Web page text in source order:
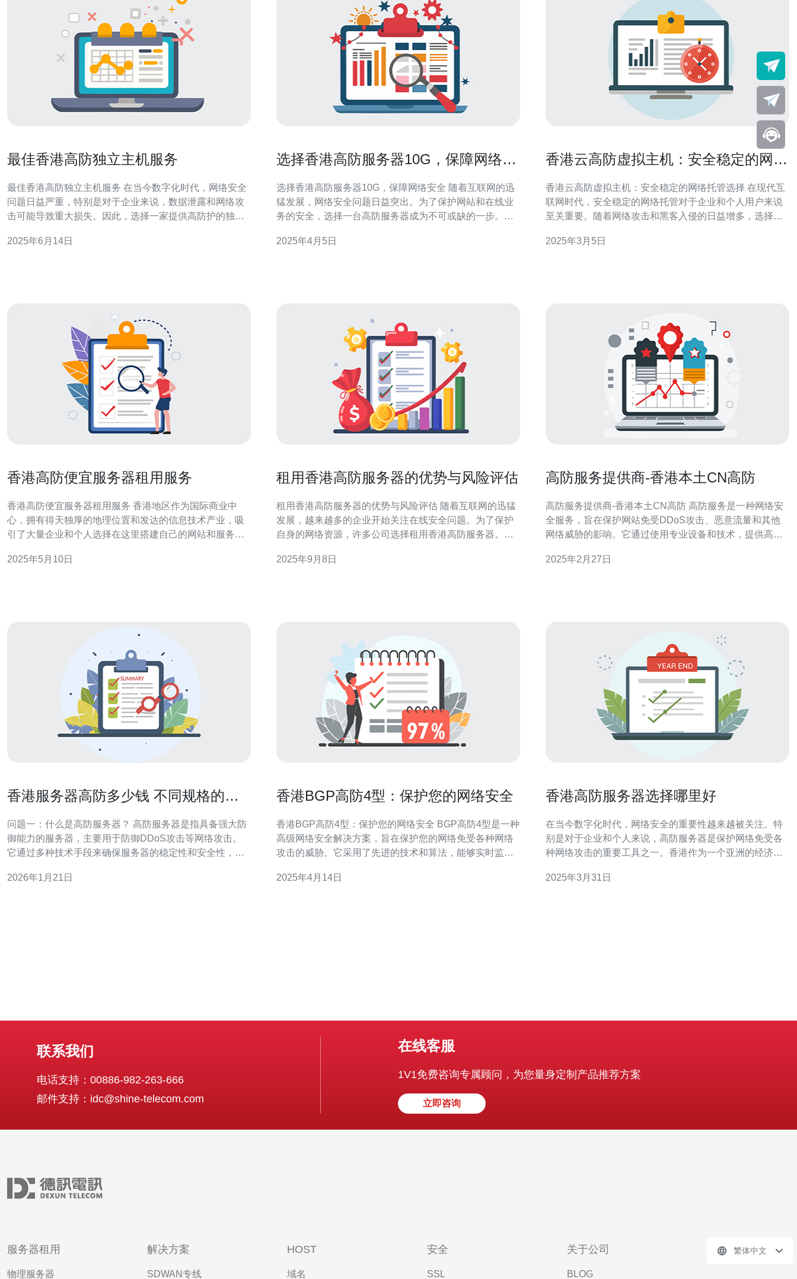
最佳香港高防独立主机服务
最佳香港高防独立主机服务 在当今数字化时代，网络安全
问题日益严重，特别是对于企业来说，数据泄露和网络攻
击可能导致重大损失。因此，选择一家提供高防护的独立
完善的网络基础设施和法律环境，成为许多企业选择托管
2025年6月14日
选择香港高防服务器10G，保障网络安
选择香港高防服务器10G，保障网络安全 随着互联网的迅
猛发展，网络安全问题日益突出。为了保护网站和在线业
务的安全，选择一台高防服务器成为不可或缺的一步。本
安全。 高防服务器10G是一种具备强大防御能力的服务
2025年4月5日
香港云高防虚拟主机：安全稳定的网络
香港云高防虚拟主机：安全稳定的网络托管选择 在现代互
联网时代，安全稳定的网络托管对于企业和个人用户来说
至关重要。随着网络攻击和黑客入侵的日益增多，选择一
防虚拟主机正是一种能够提供安全稳定网络托管服务的理
2025年3月5日
香港高防便宜服务器租用服务
香港高防便宜服务器租用服务 香港地区作为国际商业中
心，拥有得天独厚的地理位置和发达的信息技术产业，吸
引了大量企业和个人选择在这里搭建自己的网站和服务
择。如果您正在寻找香港地区的高防便宜服务器租用服
2025年5月10日
租用香港高防服务器的优势与风险评估
租用香港高防服务器的优势与风险评估 随着互联网的迅猛
发展，越来越多的企业开始关注在线安全问题。为了保护
自身的网络资源，许多公司选择租用香港高防服务器。然
风险。本文将为您详细解析租用香港高防服务器的优势与
2025年9月8日
高防服务提供商-香港本土CN高防
高防服务提供商-香港本土CN高防 高防服务是一种网络安
全服务，旨在保护网站免受DDoS攻击、恶意流量和其他
网络威胁的影响。它通过使用专业设备和技术，提供高带
击时能够正常运行。 香港本土CN高防服务是针对香港地
2025年2月27日
香港服务器高防多少钱 不同规格的价
问题一：什么是高防服务器？ 高防服务器是指具备强大防
御能力的服务器，主要用于防御DDoS攻击等网络攻击。
它通过多种技术手段来确保服务器的稳定性和安全性，适
香港高防服务器因其优越的网络环境和灵活的配置而受到
2026年1月21日
香港BGP高防4型：保护您的网络安全
香港BGP高防4型：保护您的网络安全 BGP高防4型是一种
高级网络安全解决方案，旨在保护您的网络免受各种网络
攻击的威胁。它采用了先进的技术和算法，能够实时监测
首先，香港BGP高防4型由专业的网络安全团队开发和维
2025年4月14日
香港高防服务器选择哪里好
在当今数字化时代，网络安全的重要性越来越被关注。特
别是对于企业和个人来说，高防服务器是保护网络免受各
种网络攻击的重要工具之一。香港作为一个亚洲的经济中
港高防服务器的好处和一些值得考虑的因素。 高防服务器
2025年3月31日
联系我们
电话支持：00886-982-263-666
邮件支持：idc@shine-telecom.com
在线客服
1V1免费咨询专属顾问，为您量身定制产品推荐方案
立即咨询
服务器租用
物理服务器
解决方案
SDWAN专线
HOST
域名
安全
SSL
关于公司
BLOG
繁体中文